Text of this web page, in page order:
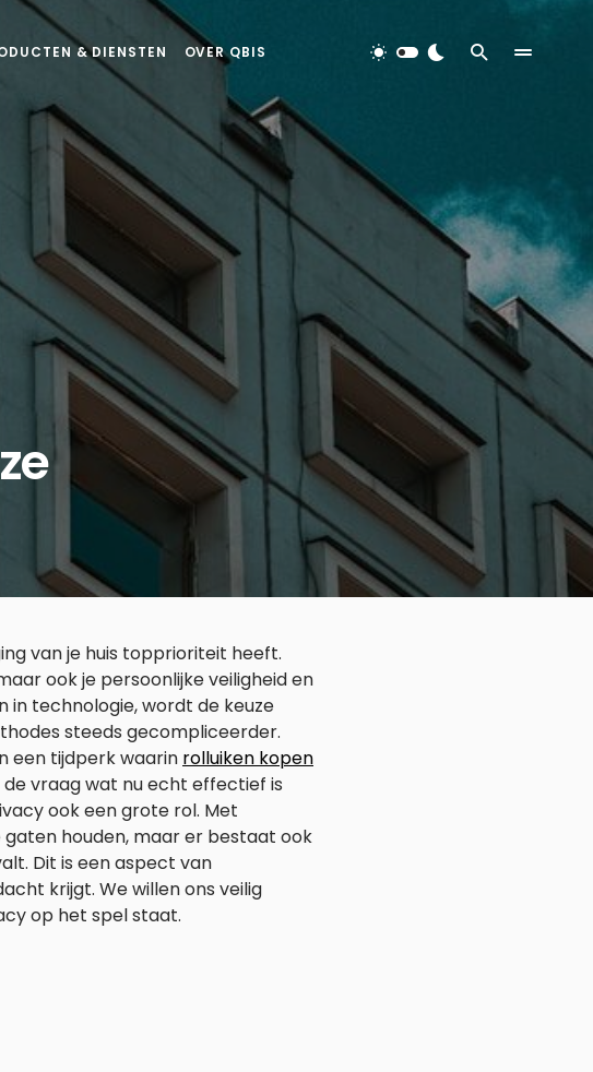
& DIENSTEN OVER QBIS
van je huis topprioriteit heeft.
ook je persoonlijke veiligheid en
in technologie, wordt de keuze
steeds gecompliceerder.
een tijdperk waarin rolluiken kopen
vraag wat nu echt effectief is
ook een grote rol. Met
gaten houden, maar er bestaat ook
Dit is een aspect van
krijgt. We willen ons veilig
op het spel staat.